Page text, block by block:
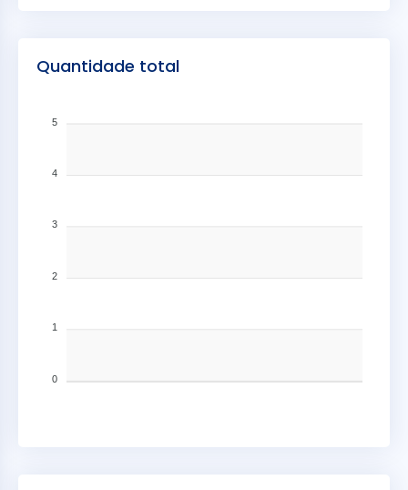
Quantidade total
5
4
3
2
1
0